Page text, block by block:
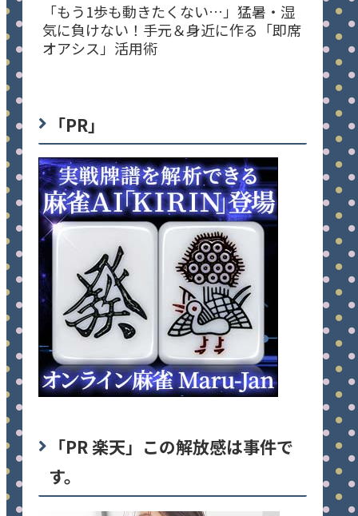
「もう1歩も動きたくない…」猛暑・湿
気に負けない！手元＆身近に作る「即席
オアシス」活用術
「PR」
「PR 楽天」この解放感は事件で
す。